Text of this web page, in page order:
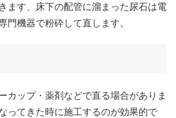
ます、床下の配管に溜まった尿石は電
門機器で粉砕して直します。
カップ・薬剤などで直る場合がありま
ってきた時に施工するのが効果的で